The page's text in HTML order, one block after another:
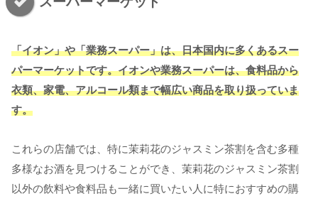
「イオン」や「業務スーパー」は、日本国内に多くあるスー
パーマーケットです。イオンや業務スーパーは、食料品から
衣類、家電、アルコール類まで幅広い商品を取り扱っていま
す。
これらの店舗では、特に茉莉花のジャスミン茶割を含む多種
多様なお酒を見つけることができ、茉莉花のジャスミン茶割
以外の飲料や食料品も一緒に買いたい人に特におすすめの購